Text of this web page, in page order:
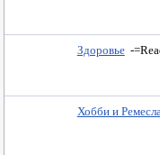
Здоровье -
Хобби и Ремесла